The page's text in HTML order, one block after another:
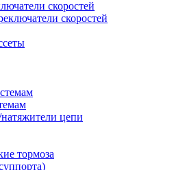
скоростей
скоростей
цепи
тормоза